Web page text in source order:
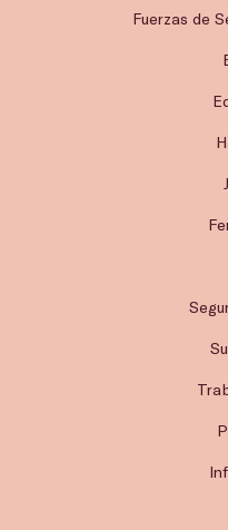
Fuerzas de